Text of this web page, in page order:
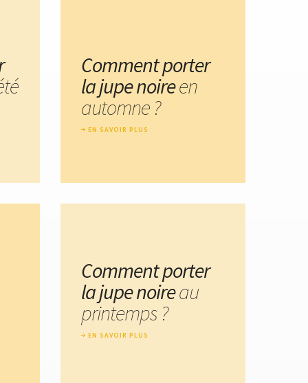
Comment porter
la jupe noireen
automne ?
EN SAVOIR PLUS
Comment porter
la jupe noireau
printemps ?
EN SAVOIR PLUS